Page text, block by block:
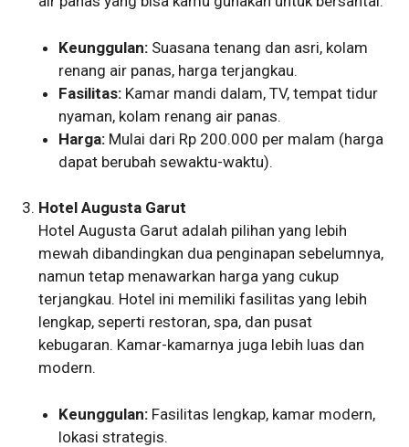
Keunggulan: Suasana tenang dan asri, kolam
renang air panas, harga terjangkau.
Fasilitas: Kamar mandi dalam, TV, tempat tidur
nyaman, kolam renang air panas.
Harga: Mulai dari Rp 200.000 per malam (harga
dapat berubah sewaktu-waktu).
Hotel Augusta Garut
Hotel Augusta Garut adalah pilihan yang lebih
mewah dibandingkan dua penginapan sebelumnya,
namun tetap menawarkan harga yang cukup
terjangkau. Hotel ini memiliki fasilitas yang lebih
lengkap, seperti restoran, spa, dan pusat
kebugaran. Kamar-kamarnya juga lebih luas dan
modern.
Keunggulan: Fasilitas lengkap, kamar modern,
lokasi strategis.